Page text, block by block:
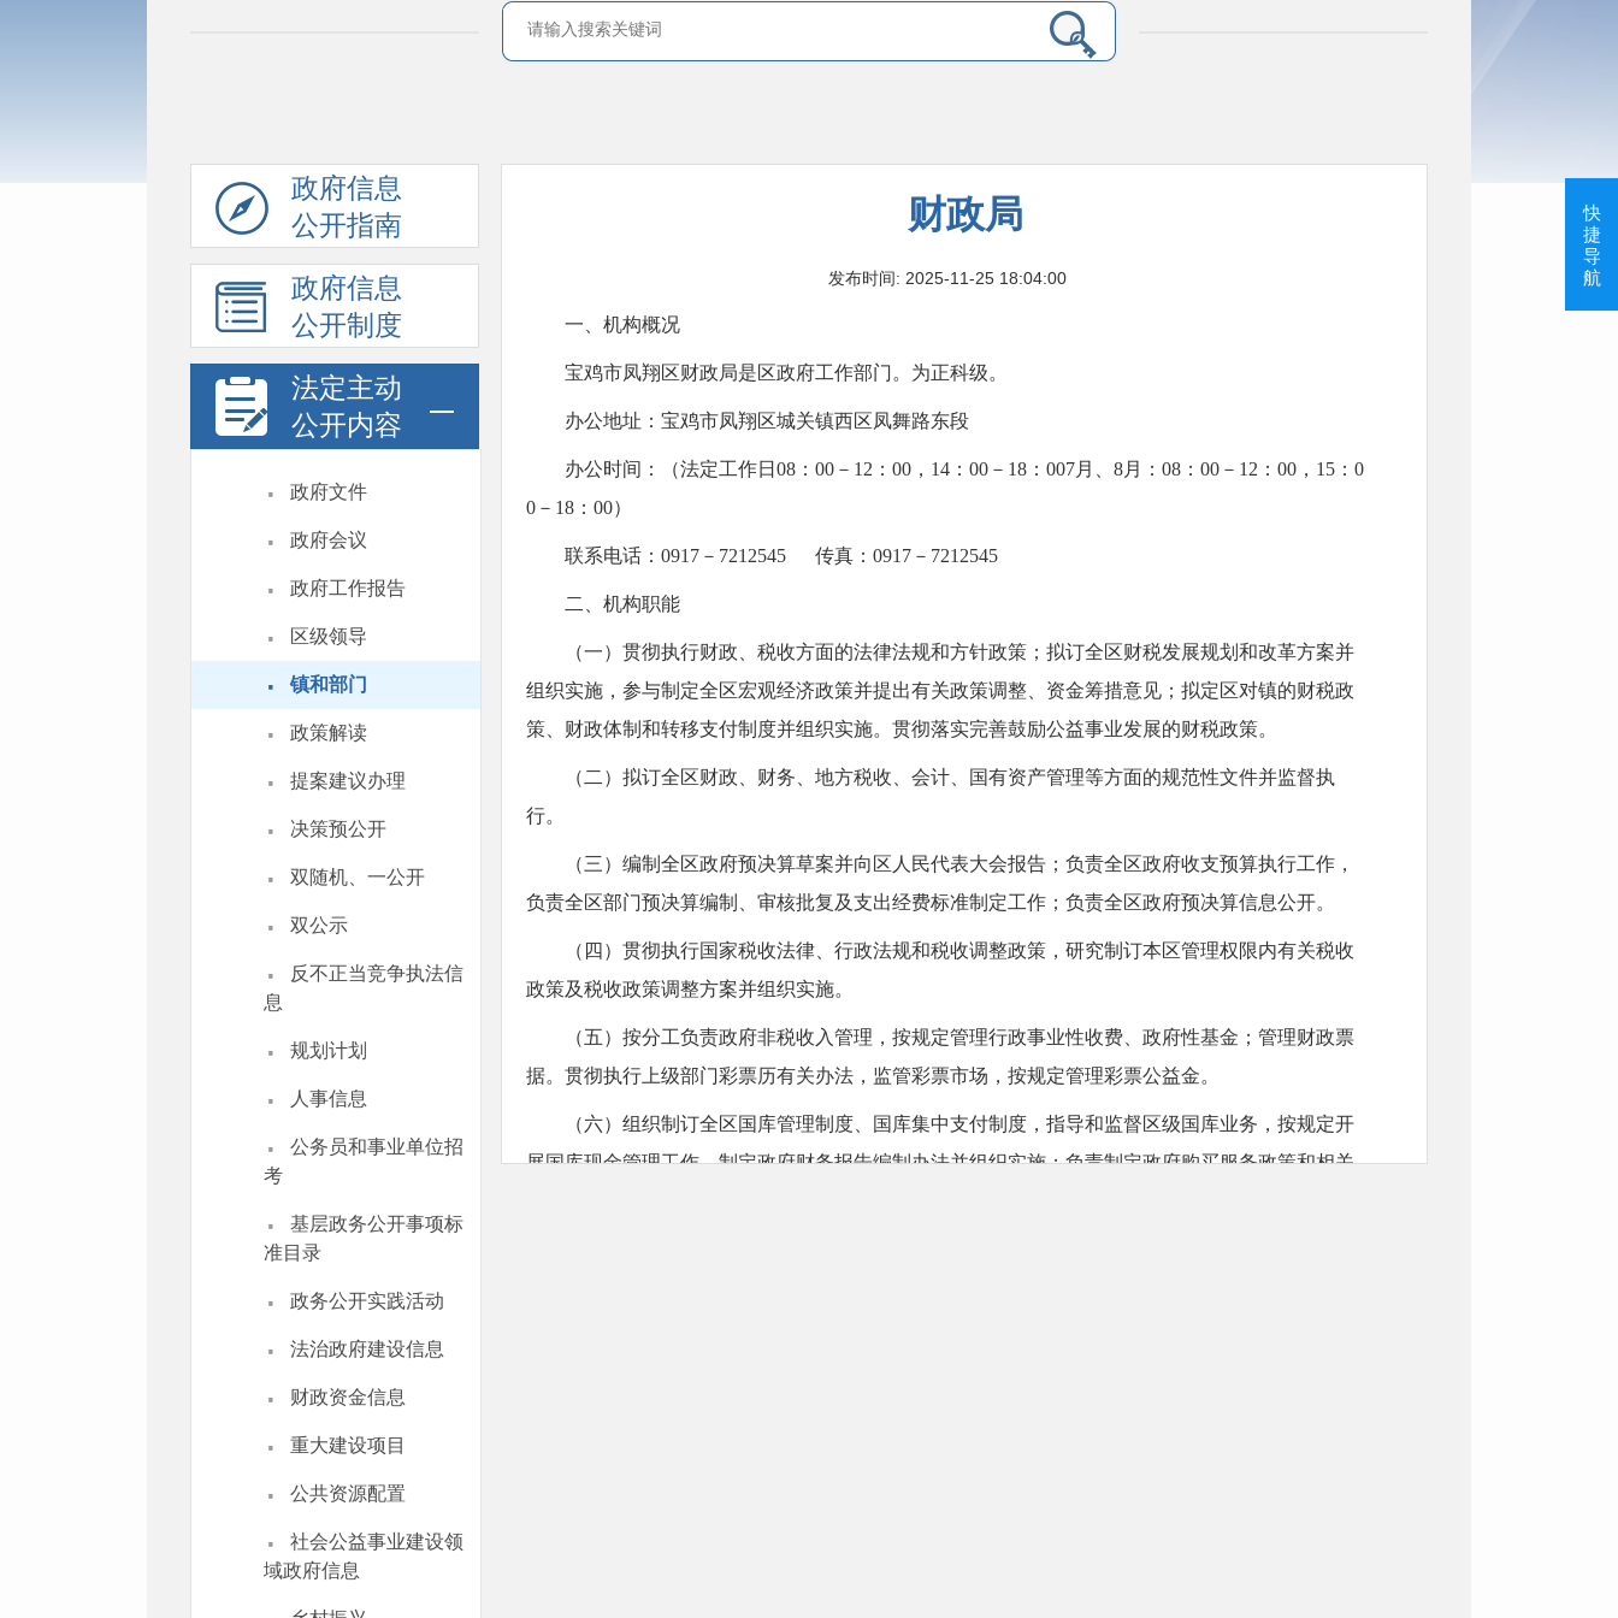
政府信息
公开指南
政府信息
公开制度
法定主动
公开内容
· 政府文件
· 政府会议
· 政府工作报告
· 区级领导
· 镇和部门
· 政策解读
· 提案建议办理
· 决策预公开
· 双随机、一公开
· 双公示
·
反不正当竞争执法信
息
· 规划计划
· 人事信息
·
公务员和事业单位招
考
·
基层政务公开事项标
准目录
· 政务公开实践活动
· 法治政府建设信息
· 财政资金信息
· 重大建设项目
· 公共资源配置
·
社会公益事业建设领
域政府信息
财政局
发布时间: 2025-11-25 18:04:00
一、机构概况
宝鸡市凤翔区财政局是区政府工作部门。为正科级。
办公地址：宝鸡市凤翔区城关镇西区凤舞路东段
办公时间：（法定工作日08：00－12：00，14：00－18：007月、8月：08：00－12：00，15：0
0－18：00）
联系电话：0917－7212545 传真：0917－7212545
二、机构职能
（一）贯彻执行财政、税收方面的法律法规和方针政策；拟订全区财税发展规划和改革方案并
组织实施，参与制定全区宏观经济政策并提出有关政策调整、资金筹措意见；拟定区对镇的财税政
策、财政体制和转移支付制度并组织实施。贯彻落实完善鼓励公益事业发展的财税政策。
（二）拟订全区财政、财务、地方税收、会计、国有资产管理等方面的规范性文件并监督执
行。
（三）编制全区政府预决算草案并向区人民代表大会报告；负责全区政府收支预算执行工作，
负责全区部门预决算编制、审核批复及支出经费标准制定工作；负责全区政府预决算信息公开。
（四）贯彻执行国家税收法律、行政法规和税收调整政策，研究制订本区管理权限内有关税收
政策及税收政策调整方案并组织实施。
（五）按分工负责政府非税收入管理，按规定管理行政事业性收费、政府性基金；管理财政票
据。贯彻执行上级部门彩票历有关办法，监管彩票市场，按规定管理彩票公益金。
（六）组织制订全区国库管理制度、国库集中支付制度，指导和监督区级国库业务，按规定开
展国库现金管理工作。制定政府财务报告编制办法并组织实施；负责制定政府购买服务政策和相关
快
捷
导
航